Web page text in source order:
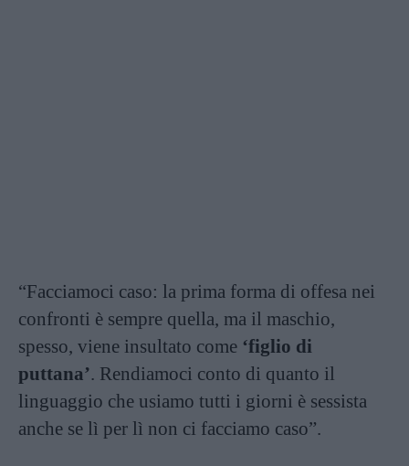
“Facciamoci caso: la prima forma di offesa nei
confronti è sempre quella, ma il maschio,
spesso, viene insultato come ‘figlio di
puttana’. Rendiamoci conto di quanto il
linguaggio che usiamo tutti i giorni è sessista
anche se lì per lì non ci facciamo caso”.